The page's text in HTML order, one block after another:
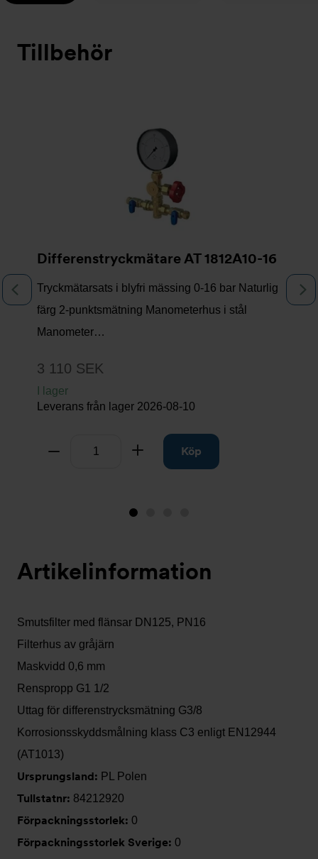
Tillbehör
Differenstryckmätare AT 1812A10-16
Tryckmätarsats i blyfri mässing 0-16 bar Naturlig
färg 2-punktsmätning Manometerhus i stål
Manometer…
3 110 SEK
I lager
Leverans från lager 2026-08-10
Ta bort Lägg tillKöp
Föregående
Bild
nu)
Artikelinformation
Smutsfilter med flänsar DN125, PN16
Filterhus av gråjärn
Maskvidd 0,6 mm
Renspropp G1 1/2
Uttag för differenstrycksmätning G3/8
Korrosionsskyddsmålning klass C3 enligt EN12944
(AT1013)
Ursprungsland: PL Polen
Tullstatnr: 84212920
Förpackningsstorlek: 0
Förpackningsstorlek Sverige: 0